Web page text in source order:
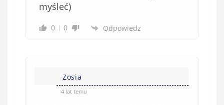
myśleć)
0 0 Odpowiedz
Zosia
4 lat temu